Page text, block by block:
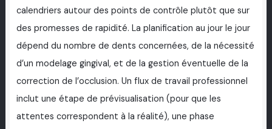
calendriers autour des points de contrôle plutôt que sur
des promesses de rapidité. La planification au jour le jour
dépend du nombre de dents concernées, de la nécessité
d’un modelage gingival, et de la gestion éventuelle de la
correction de l’occlusion. Un flux de travail professionnel
inclut une étape de prévisualisation (pour que les
attentes correspondent à la réalité), une phase